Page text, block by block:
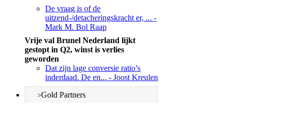
De vraag is of de
uitzend-/detacheringskracht er, ... -
Mark M. Bol Raap
Vrije val Brunel Nederland lijkt
gestopt in Q2, winst is verlies
geworden
Dat zijn lage conversie ratio’s
inderdaad. De en... - Joost Kreulen
Gold Partners